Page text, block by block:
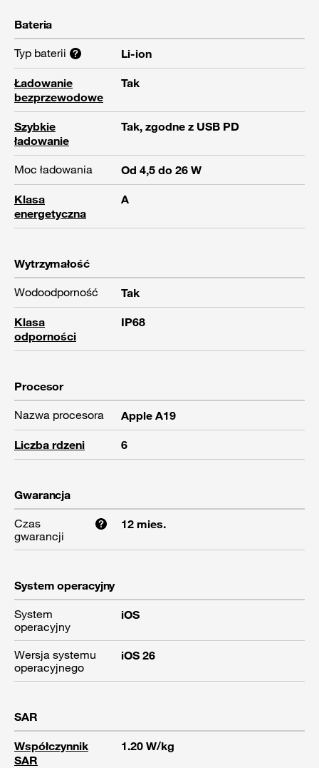
Bateria
Typ baterii
Li-ion
Ładowanie
bezprzewodowe
Tak
Szybkie
ładowanie
Tak, zgodne z USB PD
Moc ładowania Od 4,5 do 26 W
Klasa
energetyczna
A
Wytrzymałość
Wodoodporność
Tak
Klasa
odporności
IP68
Procesor
Nazwa procesora
Apple A19
Liczba rdzeni 6
Gwarancja
Czas
gwarancji
12 mies.
System operacyjny
System
operacyjny
iOS
Wersja systemu
operacyjnego
iOS 26
SAR
Współczynnik
SAR
1.20 W/kg